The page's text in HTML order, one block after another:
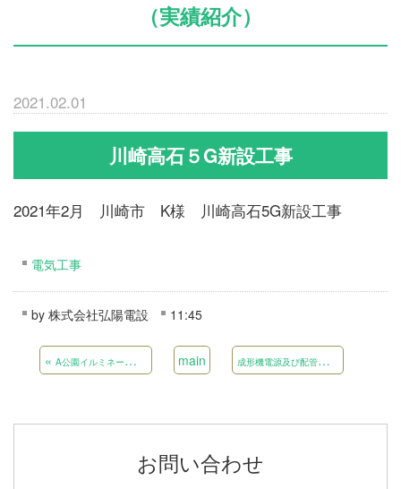
（実績紹介）
2021.02.01
川崎高石５G新設工事
2021年2月 川崎市 K様 川崎高石5G新設工事
電気工事
by 株式会社弘陽電設 11:45
«A公園イルミネーション設置工事 main 成
形機電源及び配管設置工事
お問い合わせ